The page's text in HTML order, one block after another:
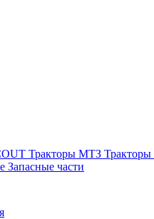
Тракторы МТЗ
Запасные части